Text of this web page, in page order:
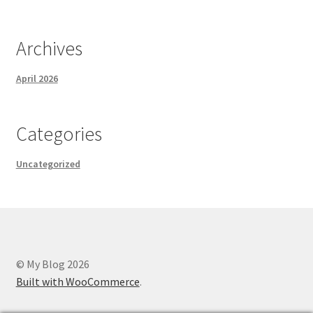
Archives
April 2026
Categories
Uncategorized
© My Blog 2026
Built with WooCommerce.